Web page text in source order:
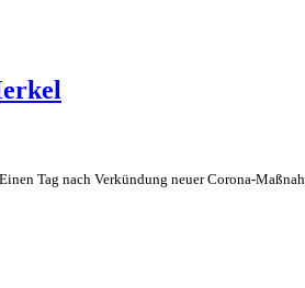
Tag nach Verkündung neuer Corona-